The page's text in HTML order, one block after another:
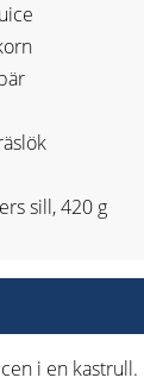
sill, 420 g
i en kastrull.